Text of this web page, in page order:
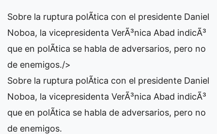
Sobre la ruptura polÃ­tica con el presidente Daniel
Noboa, la vicepresidenta VerÃ³nica Abad indicÃ³
que en polÃ­tica se habla de adversarios, pero no
de enemigos./>
Sobre la ruptura polÃ­tica con el presidente Daniel
Noboa, la vicepresidenta VerÃ³nica Abad indicÃ³
que en polÃ­tica se habla de adversarios, pero no
de enemigos.